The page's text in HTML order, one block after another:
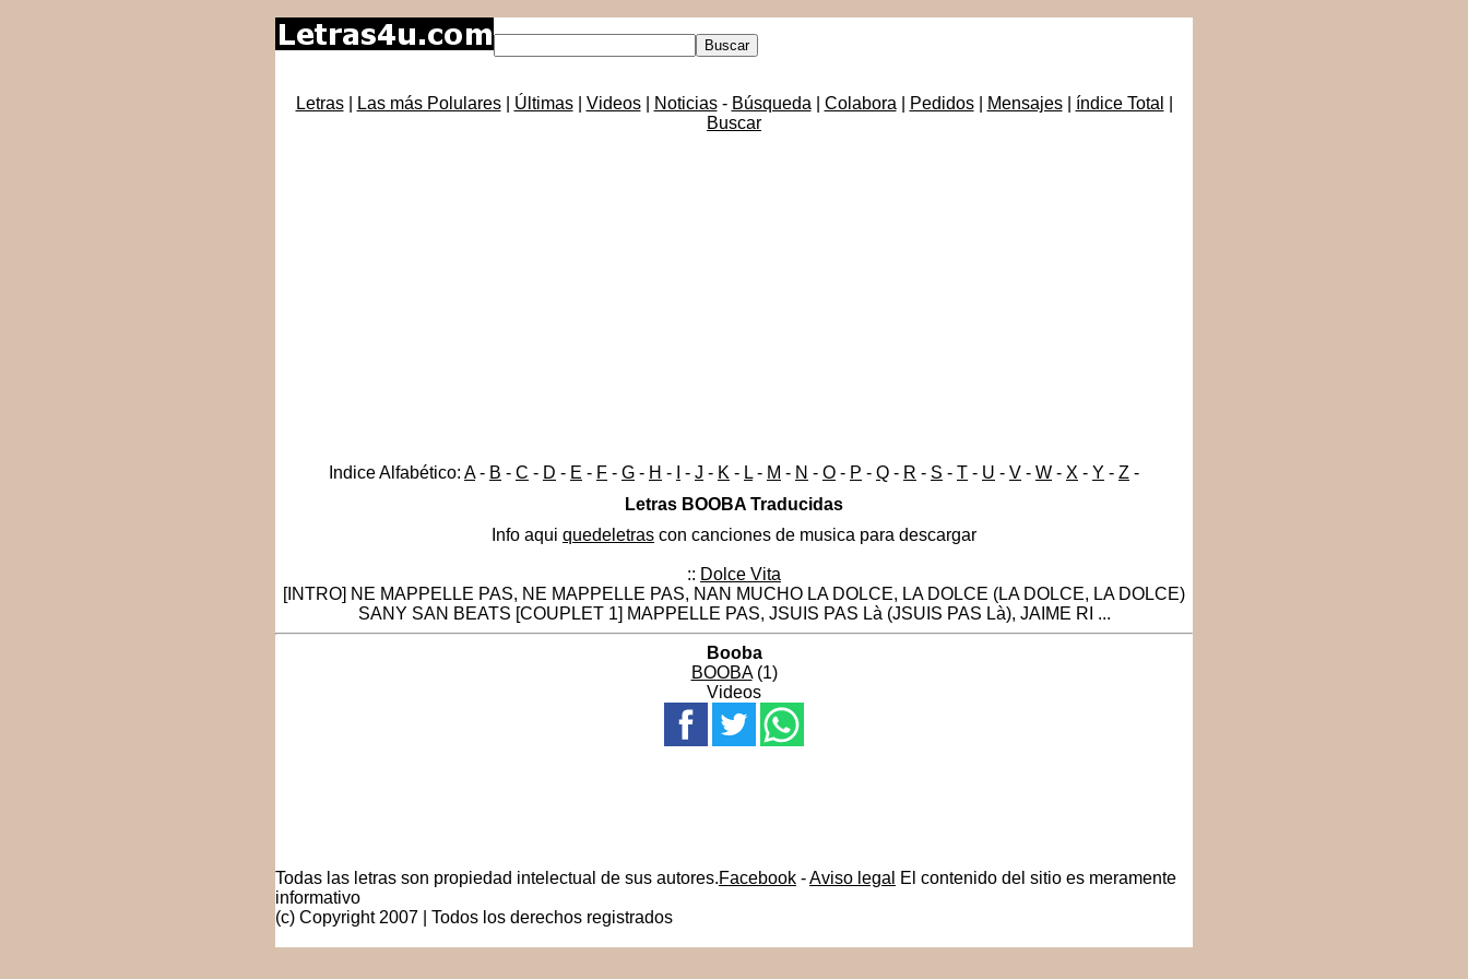
Letras| Las más Polulares| Últimas| Videos| Noticias- Búsqueda Colabora Pedidos| Mensajes| índice Total
Buscar
Indice Alfabético: A- B - C - D - E - F - G - H - - J - K - L - M - N - O - P - Q - R - S - T - U - V - W - X - Y - Z -
Letras BOOBA Traducidas
Info aqui quedeletras con canciones de musica para descargar
:: Dolce Vita
[INTRO] NE MAPPELLE PAS, NE MAPPELLE PAS, NAN MUCHO LA DOLCE, LA DOLCE (LA DOLCE, LA DOLCE)
SANY SAN BEATS [COUPLET 1] MAPPELLE PAS, JSUIS PAS Là (JSUIS PAS Là), JAIME RI ...
Booba
BOOBA(1)
Videos
Todas las letras son propiedad intelectual de sus autores.Facebook -Aviso legal El contenido del sitio es meramente
informativo
(c) Copyright 2007 | Todos los derechos registrados